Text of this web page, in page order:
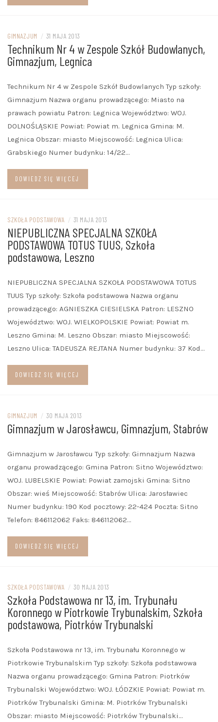
GIMNAZJUM / 31 MAJA 2013
Technikum Nr 4 w Zespole Szkół Budowlanych,
Gimnazjum, Legnica
Technikum Nr 4 w Zespole Szkół Budowlanych Typ szkoły:
Gimnazjum Nazwa organu prowadzącego: Miasto na
prawach powiatu Patron: Legnica Województwo: WOJ.
DOLNOŚLĄSKIE Powiat: Powiat m. Legnica Gmina: M.
Legnica Obszar: miasto Miejscowość: Legnica Ulica:
Grabskiego Numer budynku: 14/22…
DOWIEDZ SIĘ WIĘCEJ
SZKOŁA PODSTAWOWA / 31 MAJA 2013
NIEPUBLICZNA SPECJALNA SZKOŁA
PODSTAWOWA TOTUS TUUS, Szkoła
podstawowa, Leszno
NIEPUBLICZNA SPECJALNA SZKOŁA PODSTAWOWA TOTUS
TUUS Typ szkoły: Szkoła podstawowa Nazwa organu
prowadzącego: AGNIESZKA CIESIELSKA Patron: LESZNO
Województwo: WOJ. WIELKOPOLSKIE Powiat: Powiat m.
Leszno Gmina: M. Leszno Obszar: miasto Miejscowość:
Leszno Ulica: TADEUSZA REJTANA Numer budynku: 37 Kod…
DOWIEDZ SIĘ WIĘCEJ
GIMNAZJUM / 30 MAJA 2013
Gimnazjum w Jarosławcu, Gimnazjum, Stabrów
Gimnazjum w Jarosławcu Typ szkoły: Gimnazjum Nazwa
organu prowadzącego: Gmina Patron: Sitno Województwo:
WOJ. LUBELSKIE Powiat: Powiat zamojski Gmina: Sitno
Obszar: wieś Miejscowość: Stabrów Ulica: Jarosławiec
Numer budynku: 190 Kod pocztowy: 22-424 Poczta: Sitno
Telefon: 846112062 Faks: 846112062…
DOWIEDZ SIĘ WIĘCEJ
SZKOŁA PODSTAWOWA / 30 MAJA 2013
Szkoła Podstawowa nr 13, im. Trybunału
Koronnego w Piotrkowie Trybunalskim, Szkoła
podstawowa, Piotrków Trybunalski
Szkoła Podstawowa nr 13, im. Trybunału Koronnego w
Piotrkowie Trybunalskim Typ szkoły: Szkoła podstawowa
Nazwa organu prowadzącego: Gmina Patron: Piotrków
Trybunalski Województwo: WOJ. ŁÓDZKIE Powiat: Powiat m.
Piotrków Trybunalski Gmina: M. Piotrków Trybunalski
Obszar: miasto Miejscowość: Piotrków Trybunalski…